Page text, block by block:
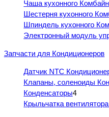
Чаша кухонного
Шестерня кухонного
Шпиндель кухонного
Электронный модуль
Запчасти для Кондиционеров
Датчик NTC
Клапаны, соленоиды
Конденсаторы4
Крыльчатка